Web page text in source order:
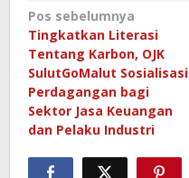
Navigasi
pos
Pos sebelumnya
Tingkatkan Literasi
Tentang Karbon, OJK
SulutGoMalut Sosialisasi
Perdagangan bagi
Sektor Jasa Keuangan
dan Pelaku Industri